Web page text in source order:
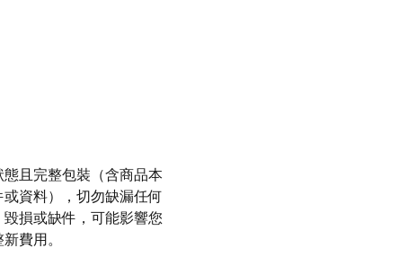
且完整包裝（含商品本
資料），切勿缺漏任何
損或缺件，可能影響您
費用。